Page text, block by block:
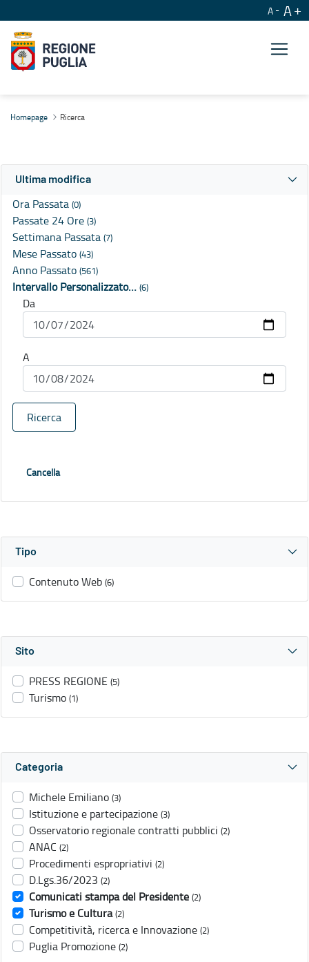
A A
Homepage Ricerca
Ultima modifica
Ora Passata (0)
Passate 24 Ore (3)
Settimana Passata (7)
Mese Passato (43)
Anno Passato (561)
Intervallo Personalizzato… (6)
Da
A
Ricerca
Cancella
Tipo
Contenuto Web (6)
Sito
PRESS REGIONE (5)
Turismo (1)
Categoria
Michele Emiliano (3)
Istituzione e partecipazione (3)
Osservatorio regionale contratti pubblici (2)
ANAC (2)
Procedimenti espropriativi (2)
D.Lgs.36/2023 (2)
Comunicati stampa del Presidente (2)
Turismo e Cultura (2)
Competitività, ricerca e Innovazione (2)
Puglia Promozione (2)